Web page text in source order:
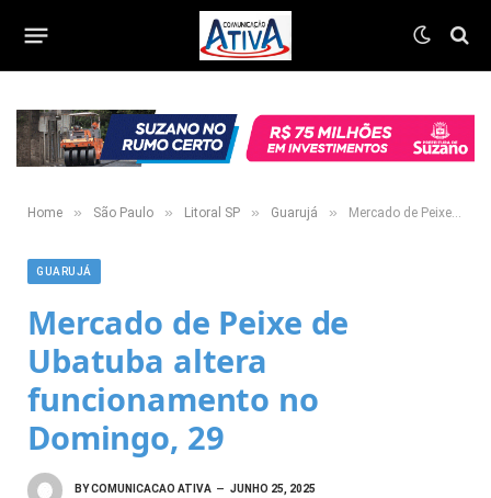
Home » São Paulo » Litoral SP » Guarujá » Mercado de Peixe de Ubatuba altera funcionamento no Domingo, 29
GUARUJÁ
Mercado de Peixe de
Ubatuba altera
funcionamento no
Domingo, 29
BYCOMUNICACAO ATIVA JUNHO 25, 2025